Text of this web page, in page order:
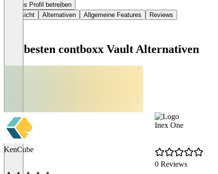
Dieses Profil betreiben
Übersicht
Alternativen Allgemeine Features Reviews
Die besten contboxx Vault Alternativen
KenCube
Inex One
0 Reviews